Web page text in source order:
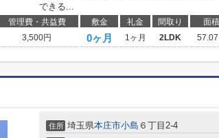
できる...
管理費・共益費 敷金 礼金 間取り 面積
3,500円 0ヶ月 1ヶ月 2LDK 57.07
住所 埼玉県本庄市小島 ６丁目2-4